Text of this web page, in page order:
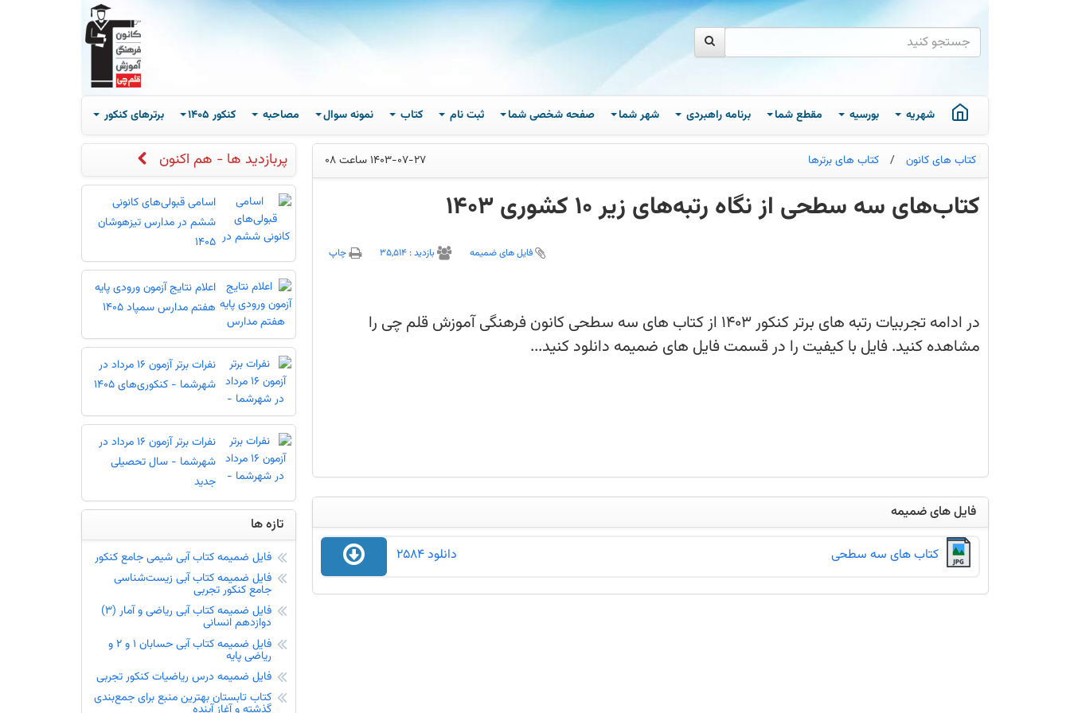
شهریه بورسیه مقطع شما برنامه راهبردی شهر شما صفحه شخصی شما ثبت نام کتاب نمونه سوال مصاحبه کنکور 1405 برترهای کنکور
کتاب های کانون / کتاب های برترها 1403-07-27 ساعت 08
کتاب‌های سه سطحی از نگاه رتبه‌های زیر 10 کشوری 1403
از
کتاب‌های
سه
سطحی
فایل های ضمیمه بازديد : 35,514 چاپ
در ادامه تجربیات رتبه های برتر کنکور 1403 از کتاب های سه سطحی کانون فرهنگی آموزش قلم چی را
مشاهده کنید. فایل با کیفیت را در قسمت فایل های ضمیمه دانلود کنید...
پربازدید ها - هم اکنون
اسامی قبولی‌های کانونی
ششم در مدارس تیزهوشان
1405
اعلام نتایج آزمون ورودی پایه
هفتم مدارس سمپاد 1405
نفرات برتر آزمون 16 مرداد در
شهرشما - کنکوری‌های 1405
نفرات برتر آزمون 16 مرداد در
شهرشما - سال تحصیلی
جدید
تازه ها
فایل ضمیمه کتاب آبی شیمی جامع کنکور
فایل ضمیمه کتاب آبی زیست‌شناسی
جامع کنکور تجربی
فایل ضمیمه کتاب آبی ریاضی و آمار (3)
دوازدهم انسانی
فایل ضمیمه کتاب آبی حسابان 1 و 2 و
ریاضی پایه
فایل ضمیمه درس ریاضیات کنکور تجربی
کتاب تابستان بهترین منبع برای جمع‌بندی